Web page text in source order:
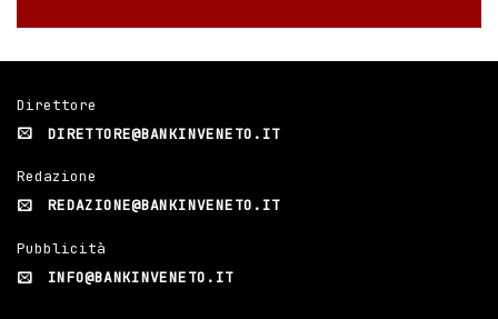
Direttore
DIRETTORE@BANKINVENETO.IT
Redazione
REDAZIONE@BANKINVENETO.IT
Pubblicità
INFO@BANKINVENETO.IT